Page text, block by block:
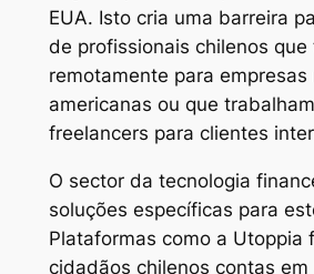
EUA. Isto cria uma barreira
de profissionais chilenos que
remotamente para
americanas ou que
freelancers para clientes
O sector da tecnologia
soluções específicas para
Plataformas como a Utoppia
cidadãos chilenos contas em